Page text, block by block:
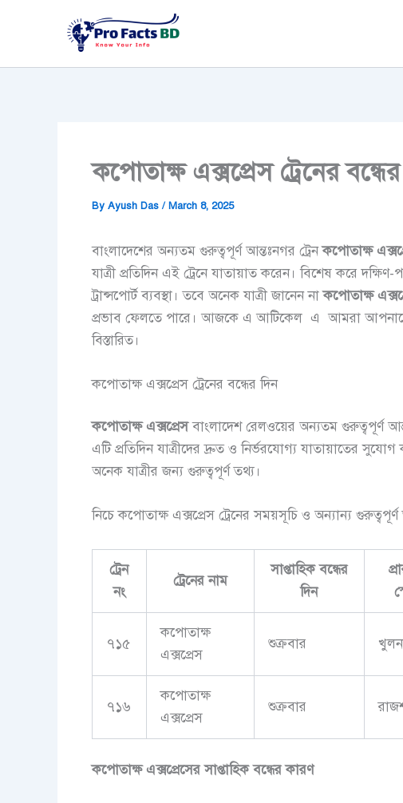
কপোতাক্ষ এক্সপ্রেস ট্রেনের
By Ayush Das /March 8, 2025
বাংলাদেশের অন্যতম গুরুত্বপূর্ণ আন্তঃনগর ট্রেনকপোতাক্ষ
যাত্রী প্রতিদিন এই ট্রেনে যাতায়াত করেন। বিশেষ করে
ট্রান্সপোর্ট ব্যবস্থা। তবে অনেক যাত্রী জানেন নাকপোতাক্ষ
প্রভাব ফেলতে পারে। আজকে এ আটিকেল এ আমরা
বিস্তারিত।
কপোতাক্ষ এক্সপ্রেস ট্রেনের বন্ধের দিন
কপোতাক্ষ এক্সপ্রেসবাংলাদেশ রেলওয়ের অন্যতম গুরুত্বপূর্ণ
এটি প্রতিদিন যাত্রীদের দ্রুত ও নির্ভরযোগ্য যাতায়াতের
অনেক যাত্রীর জন্য গুরুত্বপূর্ণ তথ্য।
নিচে কপোতাক্ষ এক্সপ্রেস ট্রেনের সময়সূচি ও অন্যান্য
ট্রেন
নং
ট্রেনের নাম
সাপ্তাহিক বন্ধের
দিন
৭১৫
কপোতাক্ষ
এক্সপ্রেস
শুক্রবার
৭১৬
কপোতাক্ষ
এক্সপ্রেস
শুক্রবার
কপোতাক্ষ এক্সপ্রেসের সাপ্তাহিক বন্ধের কারণ